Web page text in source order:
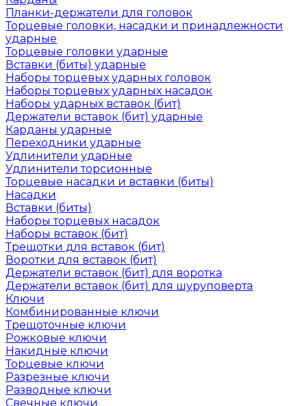
Планки-держатели для головок
Торцевые головки, насадки и принадлежности
ударные
Торцевые головки ударные
Вставки (биты) ударные
Наборы торцевых ударных головок
Наборы торцевых ударных насадок
Наборы ударных вставок (бит)
Держатели вставок (бит) ударные
Карданы ударные
Переходники ударные
Удлинители ударные
Удлинители торсионные
Торцевые насадки и вставки (биты)
Насадки
Вставки (биты)
Наборы торцевых насадок
Наборы вставок (бит)
Трещотки для вставок (бит)
Воротки для вставок (бит)
Держатели вставок (бит) для воротка
Держатели вставок (бит) для шуруповерта
Ключи
Комбинированные ключи
Трещоточные ключи
Рожковые ключи
Накидные ключи
Торцевые ключи
Разрезные ключи
Разводные ключи
Свечные ключи